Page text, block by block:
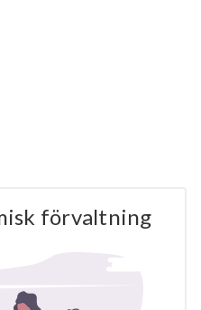
förvaltning